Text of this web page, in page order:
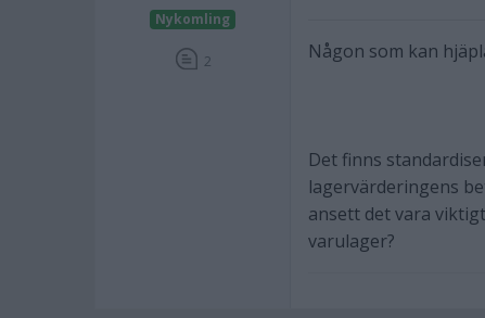
Nykomling
2 Någon som kan
Det finns
lagervärderingens
ansett det vara
varulager?